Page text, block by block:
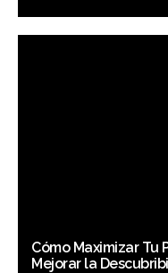
Cómo Maximizar
Mejorar la